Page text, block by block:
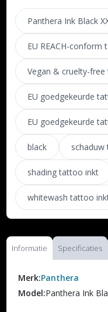
Panthera Ink Black
EU REACH-conform
Vegan & cruelty-
EU goedgekeurde
EU goedgekeurde
black
shading tattoo inkt
whitewash tattoo
Informatie Specificaties
Merk:Panthera
Model:Panthera Ink